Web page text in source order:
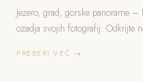
Jezero, grad, gorske panorame
ozadja svojih fotografij. Odkrijte
PREBERI VEČ →